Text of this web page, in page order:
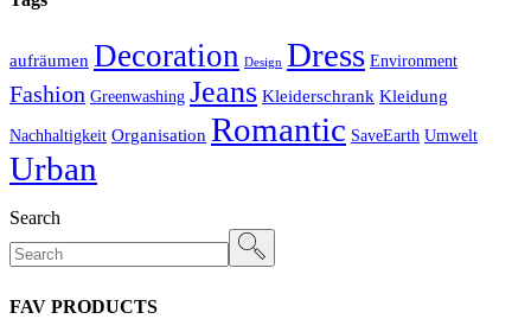
aufräumen Decoration Design Dress Environment
Fashion Greenwashing Jeans Kleiderschrank Kleidung
Nachhaltigkeit Organisation Romantic SaveEarth Umwelt
Urban
Search
FAV PRODUCTS